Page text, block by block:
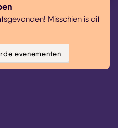
Misschien is dit
evenementen